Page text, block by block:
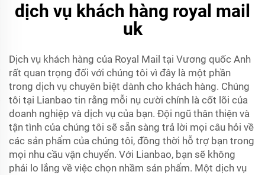
dịch vụ khách hàng royal mail
uk
Dịch vụ khách hàng của Royal Mail tại Vương quốc Anh
rất quan trọng đối với chúng tôi vì đây là một phần
trong dịch vụ chuyên biệt dành cho khách hàng. Chúng
tôi tại Lianbao tin rằng mỗi nụ cười chính là cốt lõi của
doanh nghiệp và dịch vụ của bạn. Đội ngũ thân thiện và
tận tình của chúng tôi sẽ sẵn sàng trả lời mọi câu hỏi về
các sản phẩm của chúng tôi, đồng thời hỗ trợ bạn trong
mọi nhu cầu vận chuyển. Với Lianbao, bạn sẽ không
phải lo lắng về việc chọn nhầm sản phẩm. Một dịch vụ